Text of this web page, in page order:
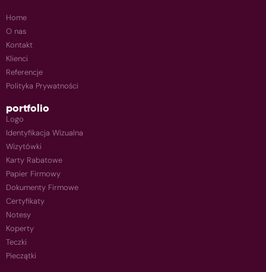
Home
O nas
Kontakt
Klienci
Referencje
Polityka Prywatności
portfolio
Logo
Identyfikacja Wizualna
Wizytówki
Karty Rabatowe
Papier Firmowy
Dokumenty Firmowe
Certyfikaty
Notesy
Koperty
Teczki
Pieczątki